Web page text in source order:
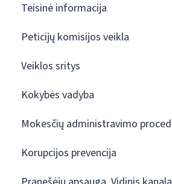
Teisinė informacija
Peticijų komisijos veikla
Veiklos sritys
Kokybės vadyba
Mokesčių administravimo
Korupcijos prevencija